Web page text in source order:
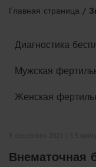
Главная страница
Диагностика
Мужская
Женская
Внематочная